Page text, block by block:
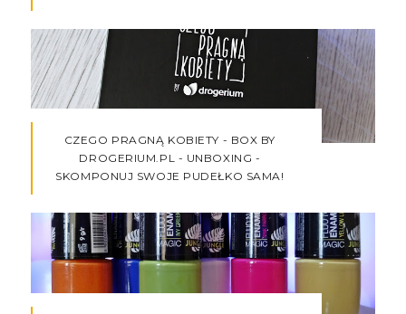
CZEGO PRAGNĄ KOBIETY - BOX BY
DROGERIUM.PL - UNBOXING -
SKOMPONUJ SWOJE PUDEŁKO SAMA!